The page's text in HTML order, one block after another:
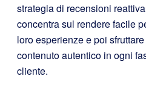
strategia di recensioni
concentra sul rendere facile
loro esperienze e poi
contenuto autentico in ogni
cliente.